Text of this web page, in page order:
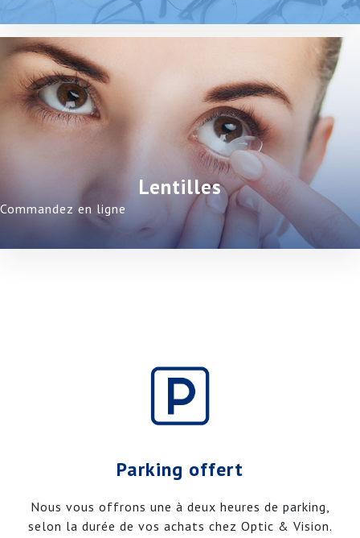
Lentilles
Commandez en ligne
Parking offert
Nous vous offrons une à deux heures de parking,
selon la durée de vos achats chez Optic & Vision.